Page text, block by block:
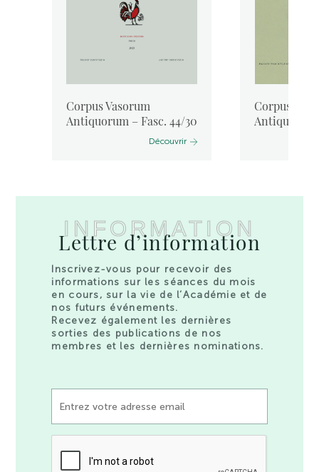
Corpus Vasorum
Antiquorum – Fasc. 44/30
Découvrir
Corpus
Antiquorum
INFORMATION
Lettre d’information
Inscrivez-vous pour recevoir des
informations sur les séances du mois
en cours, sur la vie de l’Académie et de
nos futurs événements.
Recevez également les dernières
sorties des publications de nos
membres et les dernières nominations.